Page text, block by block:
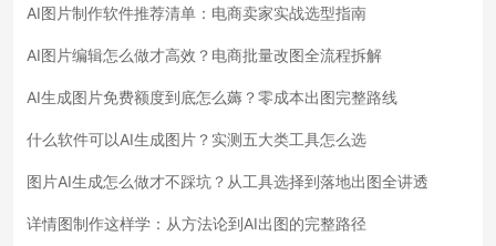
AI图片制作软件推荐清单：电商卖家实战选型指南
AI图片编辑怎么做才高效？电商批量改图全流程拆解
AI生成图片免费额度到底怎么薅？零成本出图完整路线
什么软件可以AI生成图片？实测五大类工具怎么选
图片AI生成怎么做才不踩坑？从工具选择到落地出图全讲透
详情图制作这样学：从方法论到AI出图的完整路径